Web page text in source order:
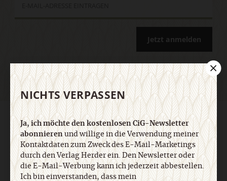
Jetzt anmelden
AGB und Widerrufsbelehrung Datenschutz
Barrierefreiheit
Impressum
Vertrag widerrufen Abo online kündigen
NICHTS VERPASSEN
Ja, ich möchte den kostenlosen CiG-Newsletter
abonnierenund willige in die Verwendung meiner
Kontaktdaten zum Zweck des E-Mail-Marketings
durch den Verlag Herder ein. Den Newsletter oder
die E-Mail-Werbung kann ich jederzeit abbestellen.
Ich bin einverstanden, dass mein